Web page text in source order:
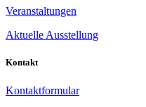
Veranstaltungen
Aktuelle Ausstellung
Kontakt
Kontaktformular